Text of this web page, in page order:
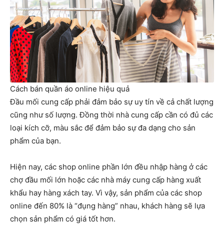
Cách bán quần áo online hiệu quả
Đầu mối cung cấp phải đảm bảo sự uy tín về cả chất lượng
cũng như số lượng. Đồng thời nhà cung cấp cần có đủ các
loại kích cỡ, màu sắc để đảm bảo sự đa dạng cho sản
phẩm của bạn.
Hiện nay, các shop online phần lớn đều nhập hàng ở các
chợ đầu mối lớn hoặc các nhà máy cung cấp hàng xuất
khẩu hay hàng xách tay. Vì vậy, sản phẩm của các shop
online đến 80% là “đụng hàng” nhau, khách hàng sẽ lựa
chọn sản phẩm có giá tốt hơn.